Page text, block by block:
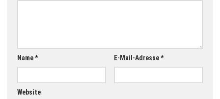
Name* E-Mail-Adresse*
Website